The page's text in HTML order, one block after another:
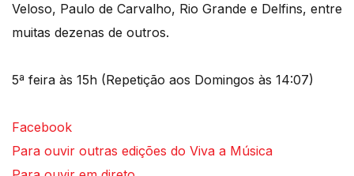
Veloso, Paulo de Carvalho, Rio Grande e Delfins, entre
muitas dezenas de outros.
5ª feira às 15h (Repetição aos Domingos às 14:07)
Facebook
Para ouvir outras edições do Viva a Música